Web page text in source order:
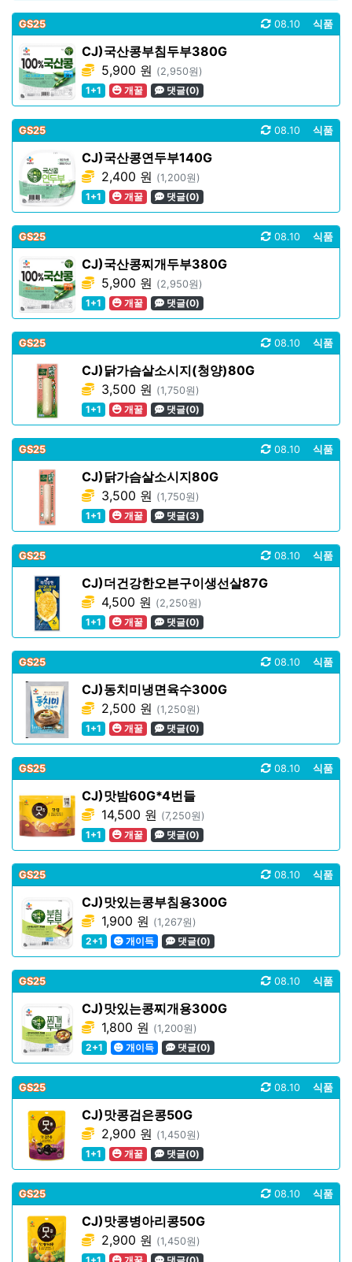
GS25 식품
08.10
CJ)국산콩부침두부380G
5,900 원 (2,950원)
1+1
개꿀 댓글(0)
GS25 식품
08.10
CJ)국산콩연두부140G
2,400 원 (1,200원)
1+1
개꿀 댓글(0)
GS25 식품
08.10
CJ)국산콩찌개두부380G
5,900 원 (2,950원)
1+1
개꿀 댓글(0)
GS25 식품
08.10
CJ)닭가슴살소시지(청양)80G
3,500 원 (1,750원)
1+1
개꿀 댓글(0)
GS25 식품
08.10
CJ)닭가슴살소시지80G
3,500 원 (1,750원)
1+1
개꿀 댓글(3)
GS25 식품
08.10
CJ)더건강한오븐구이생선살87G
4,500 원 (2,250원)
1+1
개꿀 댓글(0)
GS25 식품
08.10
CJ)동치미냉면육수300G
2,500 원 (1,250원)
1+1
개꿀 댓글(0)
GS25 식품
08.10
CJ)맛밤60G*4번들
14,500 원 (7,250원)
1+1
개꿀 댓글(0)
GS25 식품
08.10
CJ)맛있는콩부침용300G
1,900 원 (1,267원)
2+1
개이득 댓글(0)
GS25 식품
08.10
CJ)맛있는콩찌개용300G
1,800 원 (1,200원)
2+1
개이득 댓글(0)
GS25 식품
08.10
CJ)맛콩검은콩50G
2,900 원 (1,450원)
1+1
개꿀 댓글(0)
GS25 식품
08.10
CJ)맛콩병아리콩50G
2,900 원 (1,450원)